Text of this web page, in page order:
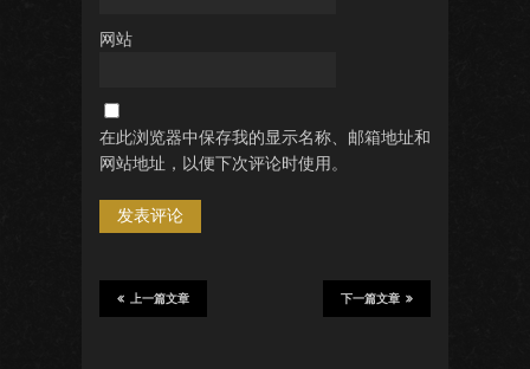
网站
在此浏览器中保存我的显示名称、邮箱地址和
网站地址，以便下次评论时使用。
下一篇文章
上一篇文章